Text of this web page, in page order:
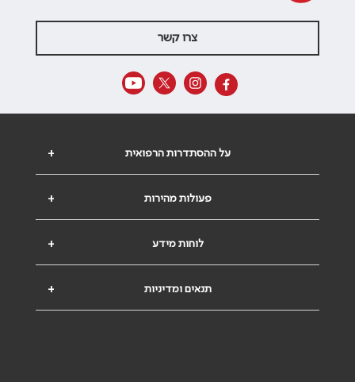
צרו קשר
+ על ההסתדרות הרפואית
+ פעולות מהירות
+ לוחות מידע
+ תנאים ומדיניות